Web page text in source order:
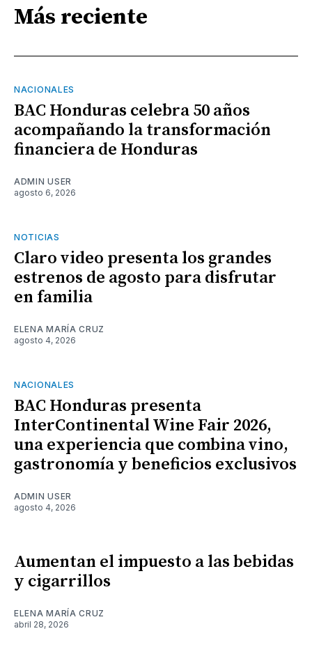
Más reciente
NACIONALES
BAC Honduras celebra 50 años
acompañando la transformación
financiera de Honduras
ADMIN USER
agosto 6, 2026
NOTICIAS
Claro video presenta los grandes
estrenos de agosto para disfrutar
en familia
ELENA MARÍA CRUZ
agosto 4, 2026
NACIONALES
BAC Honduras presenta
InterContinental Wine Fair 2026,
una experiencia que combina vino,
gastronomía y beneficios exclusivos
ADMIN USER
agosto 4, 2026
Aumentan el impuesto a las bebidas
y cigarrillos
ELENA MARÍA CRUZ
abril 28, 2026